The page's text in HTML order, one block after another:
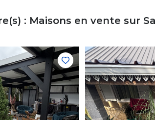
: Maisons en vente sur